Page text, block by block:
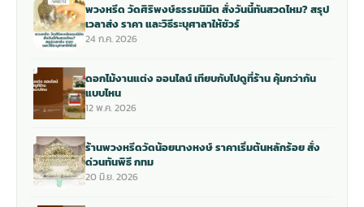
พวงหรีด วัดศิริพงษ์ธรรมนิมิต สั่งวันนี้ทันสวดไหม? สรุป
เวลาส่ง ราคา และวิธีระบุศาลาให้ชัวร์
24 ก.ค. 2026
ดอกไม้งานแต่ง ออนไลน์ เทียบกับไปดูที่ร้าน คุ้มกว่ากัน
แบบไหน
12 พ.ค. 2026
ร้านพวงหรีดวัดน้อยนางหงษ์ ราคาเริ่มต้นหลักร้อย สั่ง
ด่วนทันพิธี กทม
20 มิ.ย. 2026